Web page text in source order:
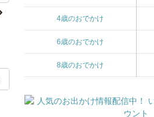
4歳のおでかけ
6歳のおでかけ
8歳のおでかけ